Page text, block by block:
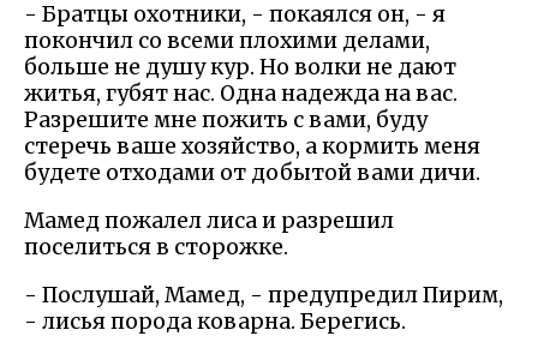
- Братцы охотники, - покаялся он, - я
покончил со всеми плохими делами,
больше не душу кур. Но волки не дают
житья, губят нас. Одна надежда на вас.
Разрешите мне пожить с вами, буду
стеречь ваше хозяйство, а кормить меня
будете отходами от добытой вами дичи.
Мамед пожалел лиса и разрешил
поселиться в сторожке.
- Послушай, Мамед, - предупредил Пирим,
- лисья порода коварна. Берегись.